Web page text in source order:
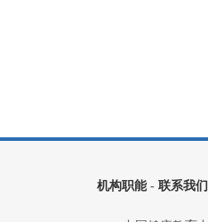
机构职能- 联系我们